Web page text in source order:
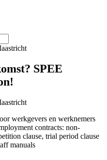
SPEE
werkgevers en werknemers
contracts: non-
clause, trial period clause
manuals